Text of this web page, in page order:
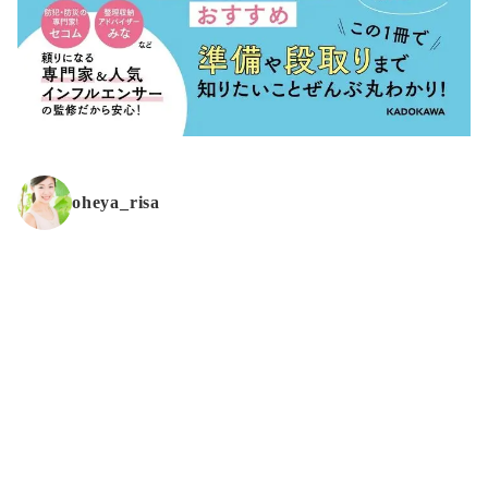
oheya_risa